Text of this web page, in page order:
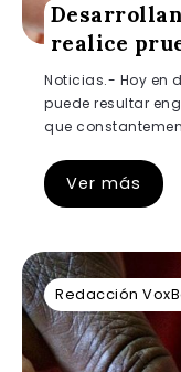
realice
Noticias.- Hoy en
puede resultar
que
Ver más
Redacción